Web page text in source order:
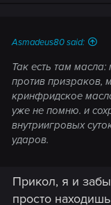
Asmadeus80 said:
Так есть там
против призраков,
кринфридское
уже не помню. и
внутриигровых
ударов.
Прикол, я и
просто